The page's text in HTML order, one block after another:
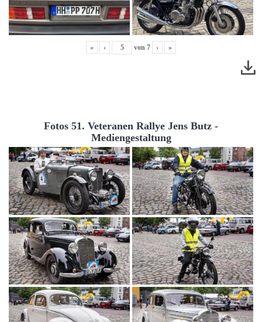
« ‹ von 7 › »
Fotos 51. Veteranen Rallye Jens Butz -
Mediengestaltung